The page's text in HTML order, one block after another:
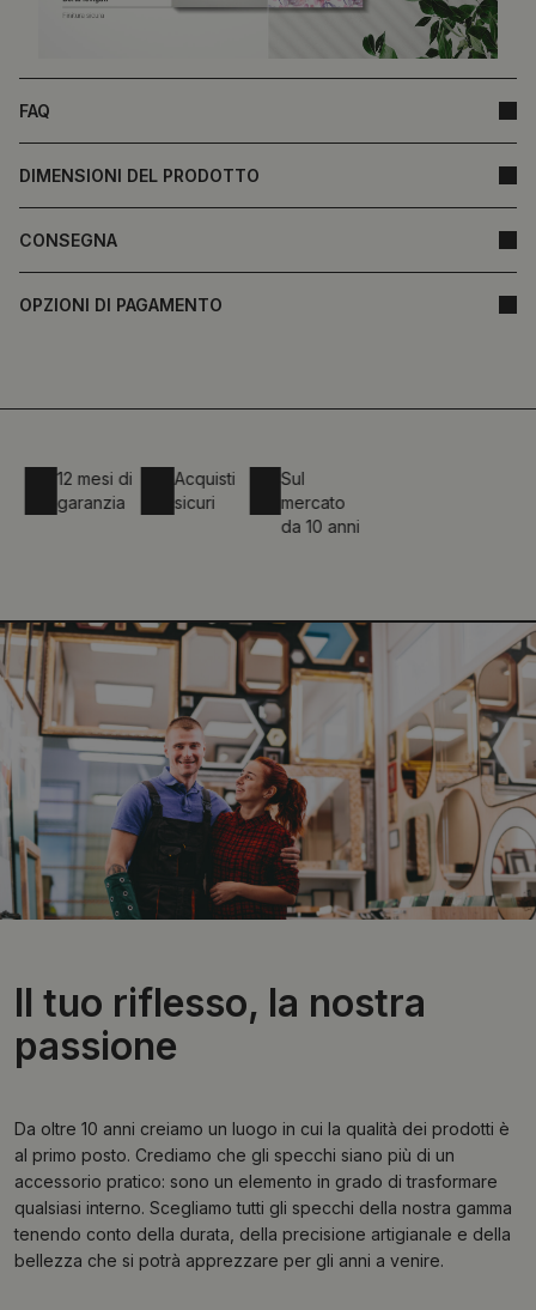
FAQ
DIMENSIONI DEL PRODOTTO
CONSEGNA
OPZIONI DI PAGAMENTO
12 mesi di
garanzia
Acquisti
sicuri
mercato
da 10 anni
Il tuo riflesso, la nostra
passione
Da oltre 10 anni creiamo un luogo in cui la qualità dei prodotti è
al primo posto. Crediamo che gli specchi siano più di un
accessorio pratico: sono un elemento in grado di trasformare
qualsiasi interno. Scegliamo tutti gli specchi della nostra gamma
tenendo conto della durata, della precisione artigianale e della
bellezza che si potrà apprezzare per gli anni a venire.